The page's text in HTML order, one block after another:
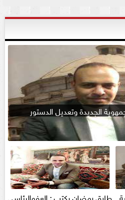
الجديدة وتعديل الدستور
طارق رمضان يكتب : العفوالرئاسي